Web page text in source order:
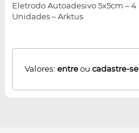
Eletrodo Autoadesivo 5x5cm – 4
Unidades – Arktus
Valores: entreou cadastre-se